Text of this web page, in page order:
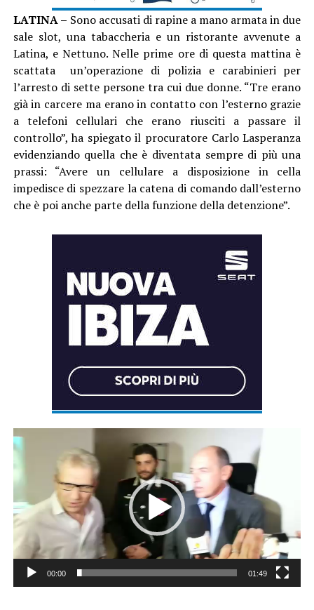
LATINA – Sono accusati di rapine a mano armata in due
sale slot, una tabaccheria e un ristorante avvenute a
Latina, e Nettuno. Nelle prime ore di questa mattina è
scattata un’operazione di polizia e carabinieri per
l’arresto di sette persone tra cui due donne. “Tre erano
già in carcere ma erano in contatto con l’esterno grazie
a telefoni cellulari che erano riusciti a passare il
controllo”, ha spiegato il procuratore Carlo Lasperanza
evidenziando quella che è diventata sempre di più una
prassi: “Avere un cellulare a disposizione in cella
impedisce di spezzare la catena di comando dall’esterno
che è poi anche parte della funzione della detenzione”.
Player
00:00 01:49